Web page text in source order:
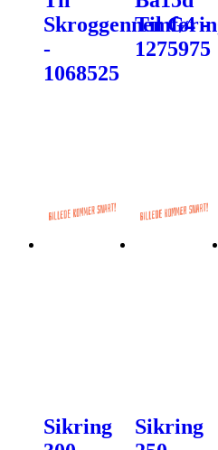
-
1068525
Til G4 -
1275975
Sikring
Sikring